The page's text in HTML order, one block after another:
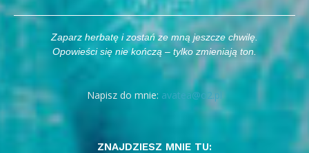
Zaparz herbatę i zostań ze mną jeszcze chwilę.
Opowieści się nie kończą – tylko zmieniają ton.
Napisz do mnie: avatea@o2.pl
ZNAJDZIESZ MNIE TU: